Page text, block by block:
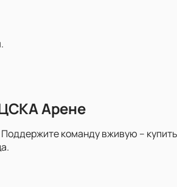
Арене
команду вживую –